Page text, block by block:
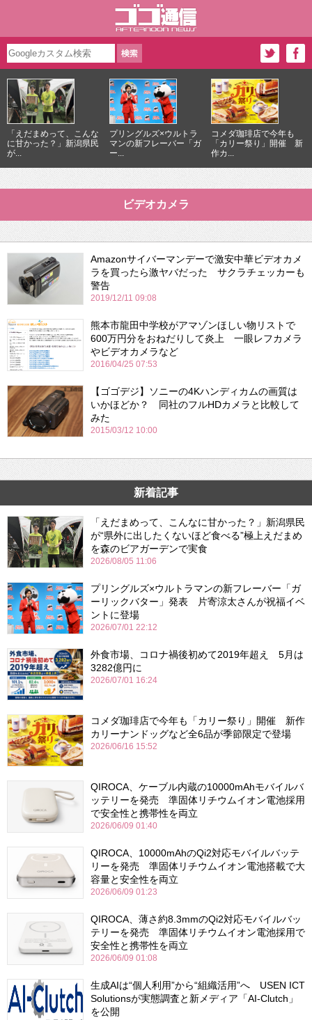
「えだまめって、こんな
に甘かった？」新潟県民
が...
プリングルズ×ウルトラ
マンの新フレーバー「ガ
ー...
コメダ珈琲店で今年も
「カリー祭り」開催 新
作カ...
ビデオカメラ
Amazonサイバーマンデーで激安中華ビデオカメ
ラを買ったら激ヤバだった サクラチェッカーも
警告
2019/12/11 09:08
熊本市龍田中学校がアマゾンほしい物リストで
600万円分をおねだりして炎上 一眼レフカメラ
やビデオカメラなど
2016/04/25 07:53
【ゴゴデジ】ソニーの4Kハンディカムの画質は
いかほどか？ 同社のフルHDカメラと比較して
みた
2015/03/12 10:00
新着記事
「えだまめって、こんなに甘かった？」新潟県民
が“県外に出したくないほど食べる”極上えだまめ
を森のビアガーデンで実食
2026/08/05 11:06
プリングルズ×ウルトラマンの新フレーバー「ガ
ーリックバター」発表 片寄涼太さんが祝福イベ
ントに登場
2026/07/01 22:12
外食市場、コロナ禍後初めて2019年超え 5月は
3282億円に
2026/07/01 16:24
コメダ珈琲店で今年も「カリー祭り」開催 新作
カリーナンドッグなど全6品が季節限定で登場
2026/06/16 15:52
QIROCA、ケーブル内蔵の10000mAhモバイルバ
ッテリーを発売 準固体リチウムイオン電池採用
で安全性と携帯性を両立
2026/06/09 01:40
QIROCA、10000mAhのQi2対応モバイルバッテ
リーを発売 準固体リチウムイオン電池搭載で大
容量と安全性を両立
2026/06/09 01:23
QIROCA、薄さ約8.3mmのQi2対応モバイルバッ
テリーを発売 準固体リチウムイオン電池採用で
安全性と携帯性を両立
2026/06/09 01:08
生成AIは“個人利用”から“組織活用”へ USEN ICT
Solutionsが実態調査と新メディア「AI-Clutch」
を公開